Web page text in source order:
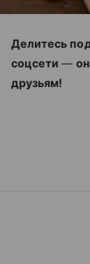
Делитесь
соцсети—
друзьям!